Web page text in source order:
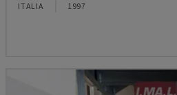
ITALIA 1997